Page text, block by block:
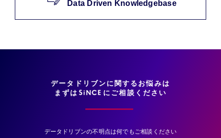
Data Driven Knowledgebase
データドリブンに関するお悩みは
まずは
にご相談ください
データドリブンの不明点は何でもご相談ください